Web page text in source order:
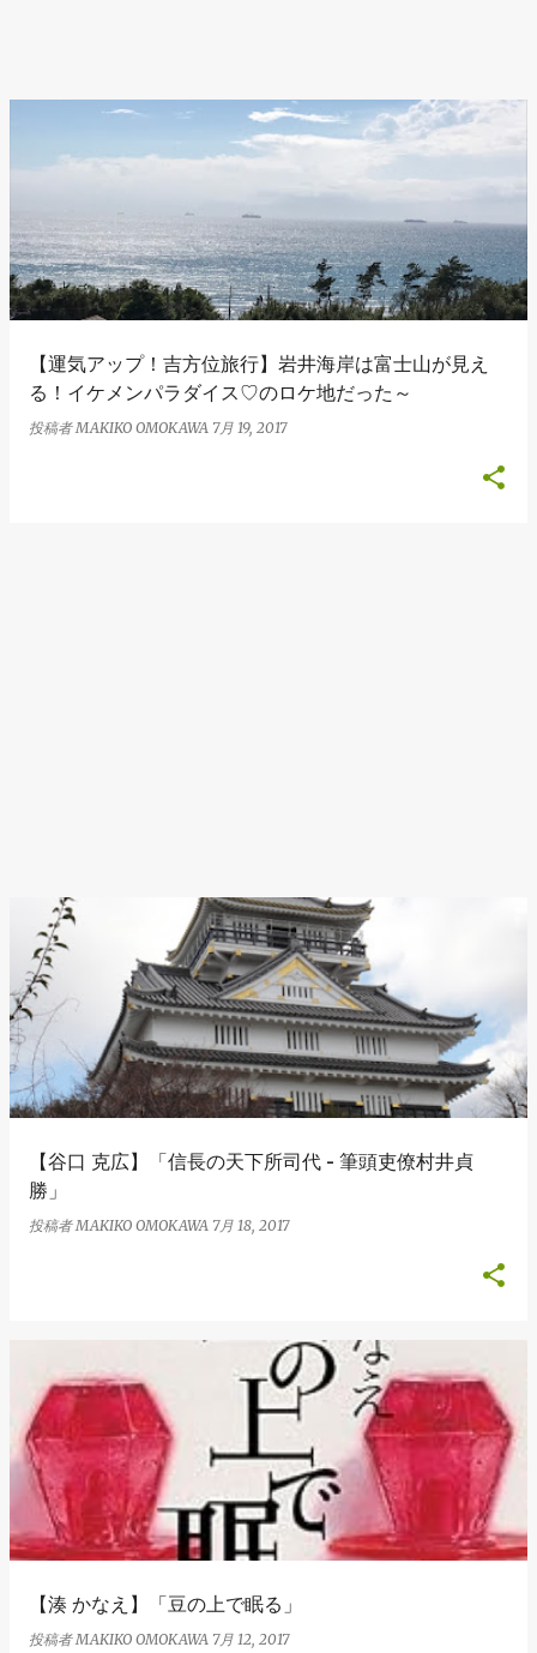
【運気アップ！吉方位旅行】岩井海岸は富士山が見え
る！イケメンパラダイス♡のロケ地だった～
投稿者MAKIKO OMOKAWA 7月 19, 2017
【谷口 克広】「信長の天下所司代 - 筆頭吏僚村井貞
勝」
投稿者MAKIKO OMOKAWA 7月 18, 2017
【湊 かなえ】「豆の上で眠る」
投稿者MAKIKO OMOKAWA 7月 12, 2017